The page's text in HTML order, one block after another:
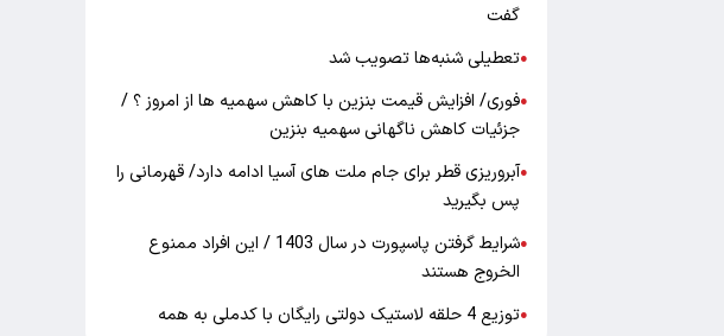
گفت
●تعطیلی شنبه‌ها تصویب شد
●فوری/ افزایش قیمت بنزین با کاهش سهمیه ها از امروز ؟ /
جزئیات کاهش ناگهانی سهمیه بنزین
●آبروریزی قطر برای جام ملت های آسیا ادامه دارد/ قهرمانی را
پس بگیرید
●
شرایط گرفتن پاسپورت در سال 1403 / این افراد ممنوع
الخروج هستند
●توزیع 4 حلقه لاستیک دولتی رایگان با کدملی به همه